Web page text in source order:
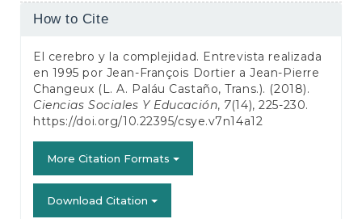
Article
How to Cite
El cerebro y la complejidad. Entrevista realizada
en 1995 por Jean-François Dortier a Jean-Pierre
Changeux (L. A. Paláu Castaño, Trans.). (2018).
Ciencias Sociales Y Educación, 7(14), 225-230.
https://doi.org/10.22395/csye.v7n14a12
More Citation Formats
Download Citation